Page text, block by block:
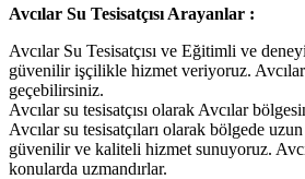
Avcılar Su Tesisatçısı Arayanlar :
Avcılar Su Tesisatçısı ve Eğitimli ve
güvenilir işçilikle hizmet veriyoruz. Avcılar
geçebilirsiniz.
Avcılar su tesisatçısı olarak Avcılar
Avcılar su tesisatçıları olarak bölgede
güvenilir ve kaliteli hizmet sunuyoruz.
konularda uzmandırlar.